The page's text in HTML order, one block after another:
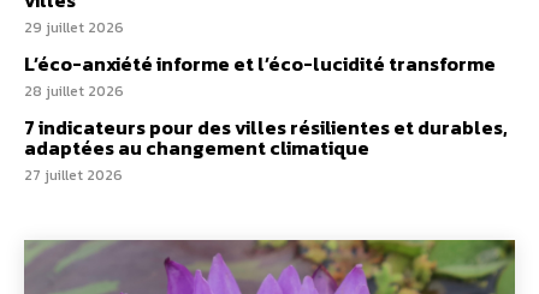
29 juillet 2026
L’éco-anxiété informe et l’éco-lucidité transforme
28 juillet 2026
7 indicateurs pour des villes résilientes et durables,
adaptées au changement climatique
27 juillet 2026